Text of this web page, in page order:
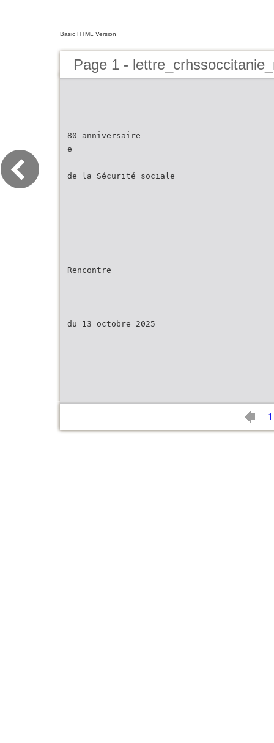
Basic HTML Version
Page 1 -
80 anniversaire
e
de la Sécurité sociale
Rencontre
du 13 octobre 2025
1